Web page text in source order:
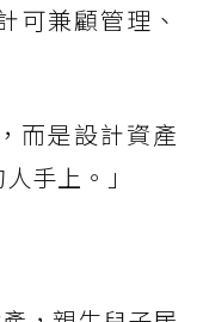
可兼顧管理、
而是設計資產
手上。」